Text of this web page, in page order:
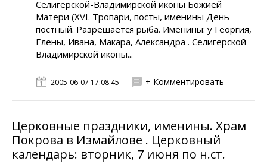
Селигерской-Владимирской иконы Божией
Матери (XVI. Тропари, посты, именины День
постный. Разрешается рыба. Именины: у Георгия,
Елены, Ивана, Макара, Александра . Селигерской-
Владимирской иконы...
2005-06-07 17:08:45 + Комментировать
Церковные праздники, именины. Храм
Покрова в Измайлове . Церковный
календарь: вторник, 7 июня по н.ст.